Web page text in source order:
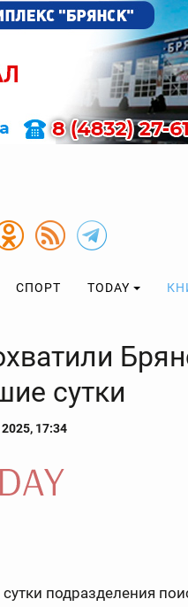
СПОРТ TODAY
сутки
17:34
подразделения